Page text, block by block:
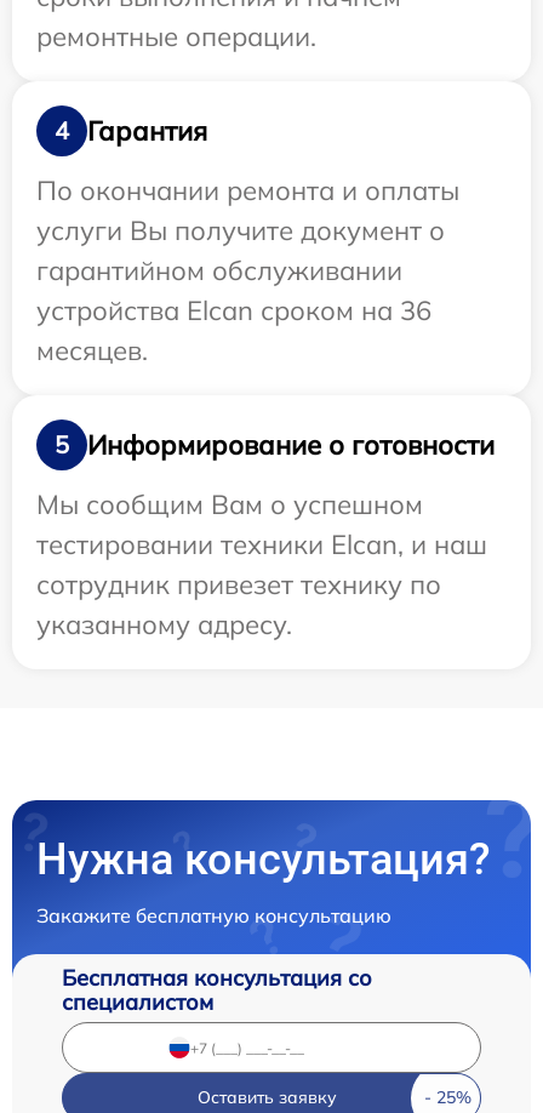
ремонтные операции.
4
Гарантия
По окончании ремонта и оплаты
услуги Вы получите документ о
гарантийном обслуживании
устройства Elcan сроком на 36
месяцев.
5
Информирование о готовности
Мы сообщим Вам о успешном
тестировании техники Elcan, и наш
сотрудник привезет технику по
указанному адресу.
Нужна консультация?
Закажите бесплатную консультацию
Бесплатная консультация со
специалистом
Оставить заявку